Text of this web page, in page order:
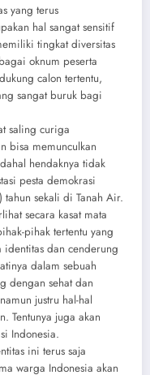
yang terus
hal sangat sensitif
tingkat diversitas
oknum peserta
calon tertentu,
sangat buruk bagi
saling curiga
bisa memunculkan
hendaknya tidak
pesta demokrasi
sekali di Tanah Air.
secara kasat mata
pihak tertentu yang
identitas dan cenderung
dalam sebuah
dengan sehat dan
justru hal-hal
Tentunya juga akan
Indonesia.
ini terus saja
warga Indonesia akan